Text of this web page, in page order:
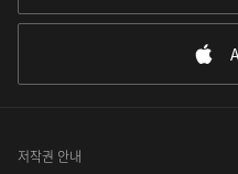
저작권 안내